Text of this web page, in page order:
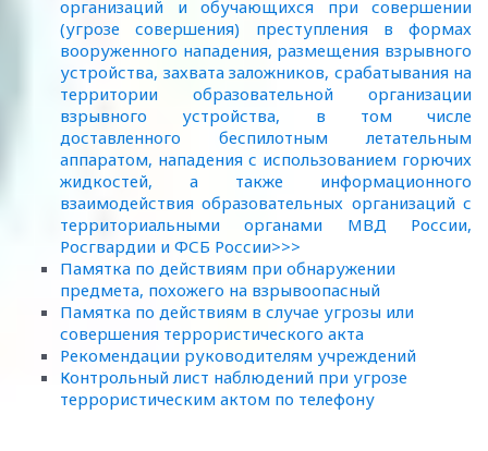
организаций и обучающихся при совершении
(угрозе совершения) преступления в формах
вооруженного нападения, размещения взрывного
устройства, захвата заложников, срабатывания на
территории образовательной организации
взрывного устройства, в том числе
доставленного беспилотным летательным
аппаратом, нападения с использованием горючих
жидкостей, а также информационного
взаимодействия образовательных организаций с
территориальными органами МВД России,
Росгвардии и ФСБ России>>>
Памятка по действиям при обнаружении
предмета, похожего на взрывоопасный
Памятка по действиям в случае угрозы или
совершения террористического акта
Рекомендации руководителям учреждений
Контрольный лист наблюдений при угрозе
террористическим актом по телефону